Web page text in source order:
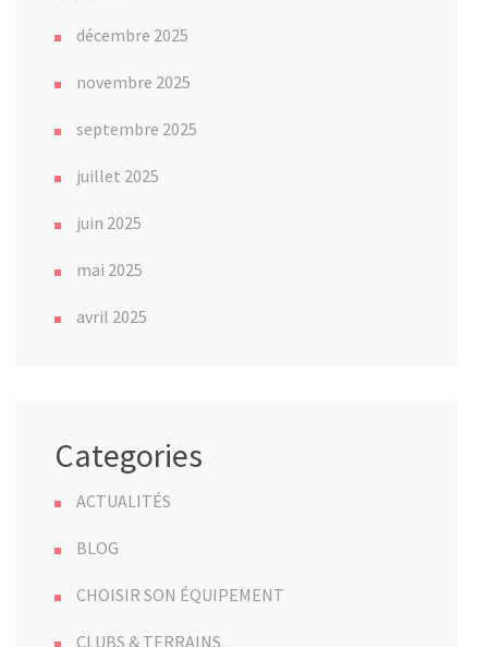
décembre 2025
novembre 2025
septembre 2025
juillet 2025
juin 2025
mai 2025
avril 2025
Categories
ACTUALITÉS
BLOG
CHOISIR SON ÉQUIPEMENT
CLUBS & TERRAINS